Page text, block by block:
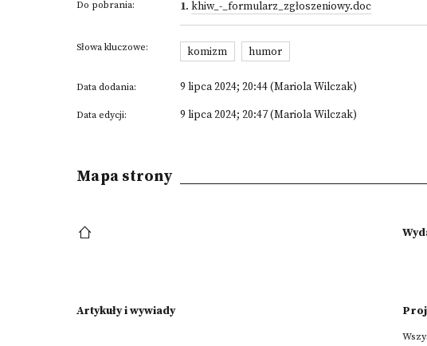
Do pobrania: 1. khiw_-_formularz_zgłoszeniowy.doc
Słowa kluczowe: komizm humor
Data dodania: 9 lipca 2024; 20:44 (Mariola Wilczak)
Data edycji: 9 lipca 2024; 20:47 (Mariola Wilczak)
Mapa strony
Artykuły i wywiady